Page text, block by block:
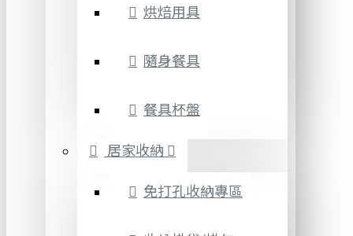
烘焙用具
隨身餐具
餐具杯盤
居家收納
免打孔收納專區